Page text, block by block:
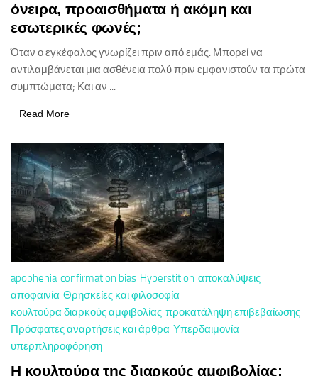
όνειρα, προαισθήματα ή ακόμη και
εσωτερικές φωνές;
Όταν ο εγκέφαλος γνωρίζει πριν από εμάς: Μπορεί να
αντιλαμβάνεται μια ασθένεια πολύ πριν εμφανιστούν τα πρώτα
συμπτώματα; Και αν ...
Read More
apophenia confirmation bias Hyperstition αποκαλύψεις
αποφαινία Θρησκείες και φιλοσοφία
κουλτούρα διαρκούς αμφιβολίας προκατάληψη επιβεβαίωσης
Πρόσφατες αναρτήσεις και άρθρα Υπερδαιμονία
υπερπληροφόρηση
Η κουλτούρα της διαρκούς αμφιβολίας: